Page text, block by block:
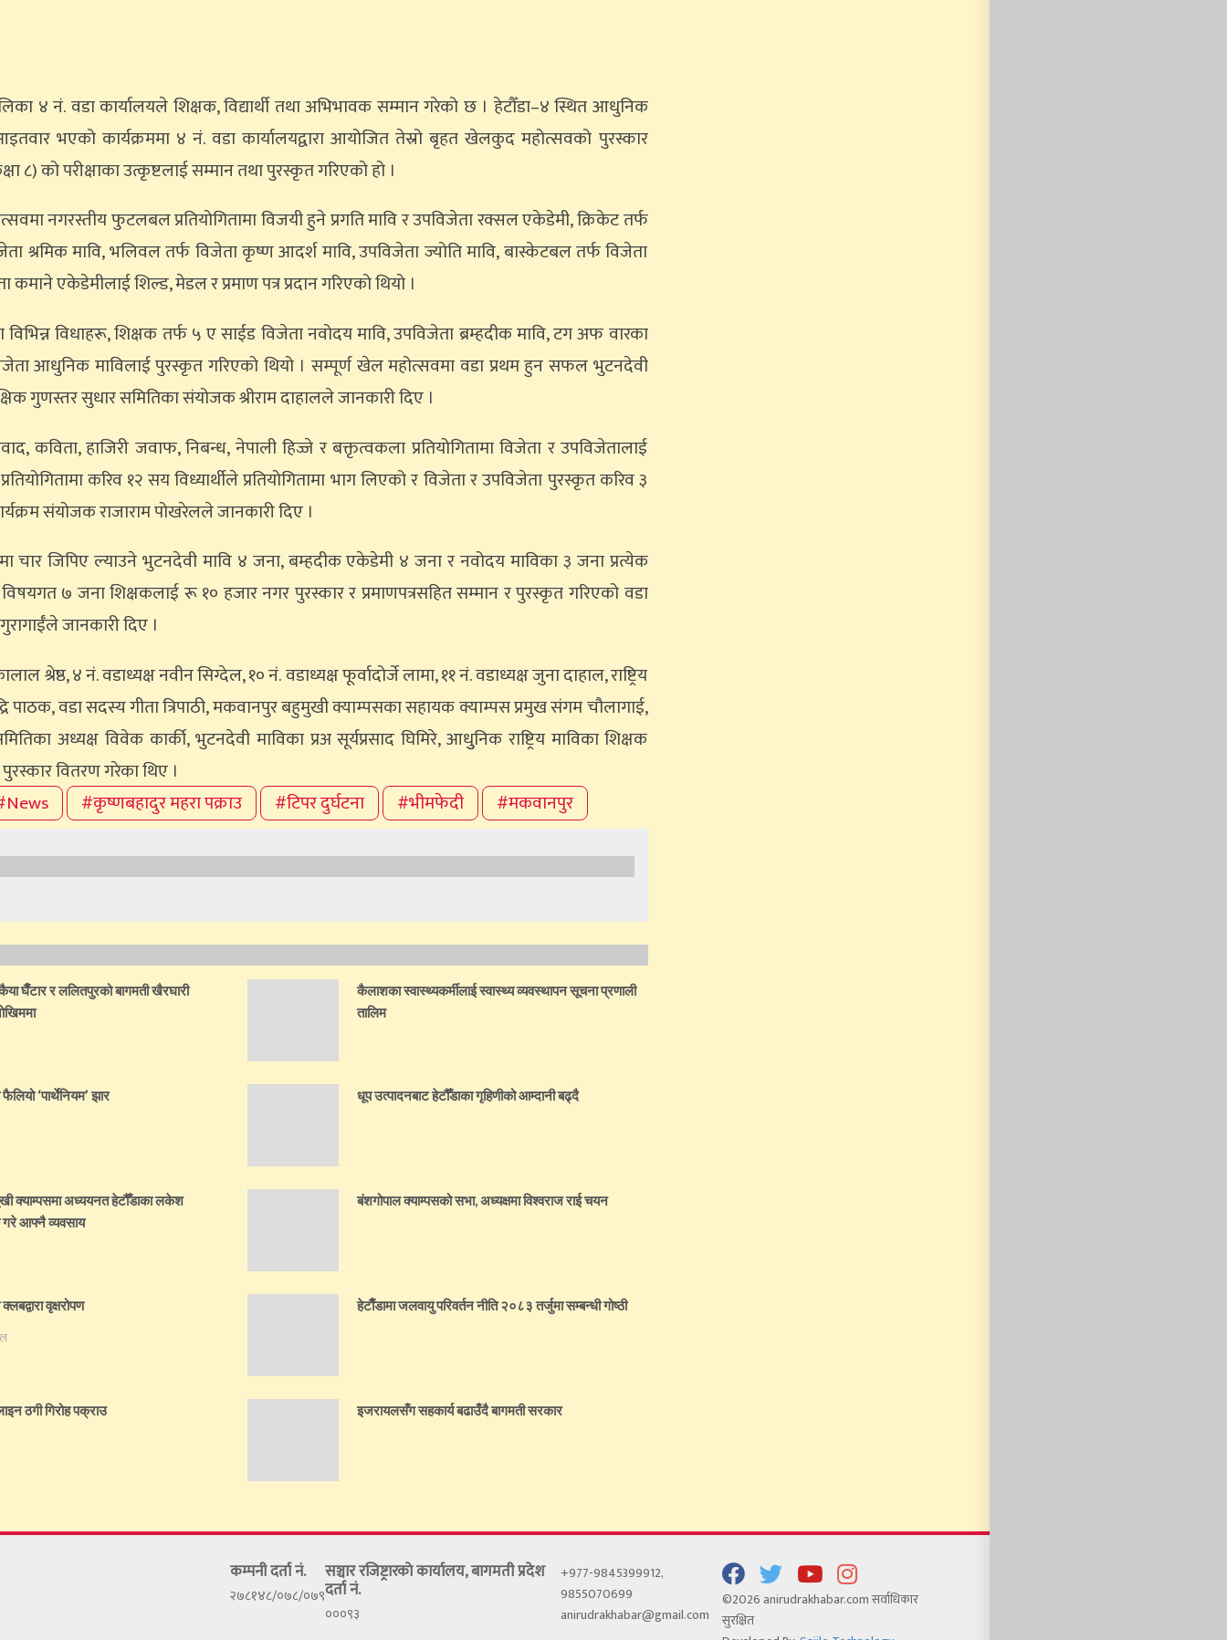
४ नं. वडा कार्यालयले शिक्षक, विद्यार्थी तथा अभिभावक सम्मान गरेको छ । हेटौँडा–४ स्थित आधुनिक
आइतवार भएको कार्यक्रममा ४ नं. वडा कार्यालयद्वारा आयोजित तेस्रो बृहत खेलकुद महोत्सवको पुरस्कार
८) को परीक्षाका उत्कृष्टलाई सम्मान तथा पुरस्कृत गरिएको हो ।
नगरस्तीय फुटलबल प्रतियोगितामा विजयी हुने प्रगति मावि र उपविजेता रक्सल एकेडेमी, क्रिकेट तर्फ
श्रमिक मावि, भलिवल तर्फ विजेता कृष्ण आदर्श मावि, उपविजेता ज्योति मावि, बास्केटबल तर्फ विजेता
एकेडेमीलाई शिल्ड, मेडल र प्रमाण पत्र प्रदान गरिएको थियो ।
विधाहरू, शिक्षक तर्फ ५ ए साईड विजेता नवोदय मावि, उपविजेता ब्रम्हदीक मावि, टग अफ वारका
आधुनिक माविलाई पुरस्कृत गरिएको थियो । सम्पूर्ण खेल महोत्सवमा वडा प्रथम हुन सफल भुटनदेवी
गुणस्तर सुधार समितिका संयोजक श्रीराम दाहालले जानकारी दिए ।
कविता, हाजिरी जवाफ, निबन्ध, नेपाली हिज्जे र बक्तृत्वकला प्रतियोगितामा विजेता र उपविजेतालाई
करिव १२ सय विध्यार्थीले प्रतियोगितामा भाग लिएको र विजेता र उपविजेता पुरस्कृत करिव ३
संयोजक राजाराम पोखरेलले जानकारी दिए ।
चार जिपिए ल्याउने भुटनदेवी मावि ४ जना, बम्हदीक एकेडेमी ४ जना र नवोदय माविका ३ जना प्रत्येक
विषयगत ७ जना शिक्षकलाई रू १० हजार नगर पुरस्कार र प्रमाणपत्रसहित सम्मान र पुरस्कृत गरिएको वडा
जानकारी दिए ।
श्रेष्ठ, ४ नं. वडाध्यक्ष नवीन सिग्देल, १० नं. वडाध्यक्ष फूर्वादोर्जे लामा, ११ नं. वडाध्यक्ष जुना दाहाल, राष्ट्रिय
पाठक, वडा सदस्य गीता त्रिपाठी, मकवानपुर बहुमुखी क्याम्पसका सहायक क्याम्पस प्रमुख संगम चौलागाई,
अध्यक्ष विवेक कार्की, भुटनदेवी माविका प्रअ सूर्यप्रसाद घिमिरे, आधुुनिक राष्ट्रिय माविका शिक्षक
वितरण गरेका थिए ।
#कृष्णबहादुर महरा पक्राउ #टिपर दुर्घटना #भीमफेदी #मकवानपुर
घैँटार र ललितपुरको बागमती खैरघारी
कैलाशका स्वास्थ्यकर्मीलाई स्वास्थ्य व्यवस्थापन सूचना प्रणाली
तालिम
‘पार्थेनियम’ झार धूप उत्पादनबाट हेटौँडाका गृहिणीको आम्दानी बढ्दै
क्याम्पसमा अध्ययनत हेटौँडाका लकेश
आफ्नै व्यवसाय
बंशगोपाल क्याम्पसको सभा, अध्यक्षमा विश्वराज राई चयन
वृक्षरोपण हेटाैँडामा जलवायु परिवर्तन नीति २०८३ तर्जुमा सम्बन्धी गोष्ठी
ठगी गिरोह पक्राउ इजरायलसँग सहकार्य बढाउँदै बागमती सरकार
कम्पनी दर्ता नं.
२७८१४८/०७८/०७९
सञ्चार रजिष्ट्रारकाे कार्यालय, बागमती प्रदेश
दर्ता नं.
०००९३
+977-9845399912,
9855070699
anirudrakhabar@gmail.com
©2026 anirudrakhabar.com सर्वाधिकार
सुरक्षित